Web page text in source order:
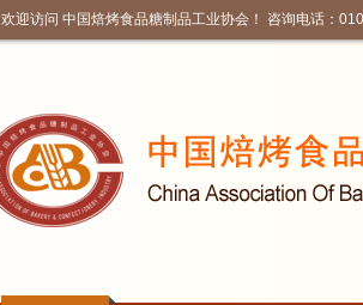
欢迎访问 中国焙烤食品糖制品工业协会！ 咨询电话：